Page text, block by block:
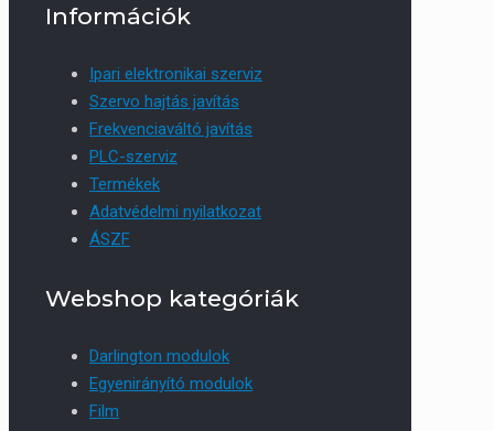
Információk
Ipari elektronikai szerviz
Szervo hajtás javítás
Frekvenciaváltó javítás
PLC-szerviz
Termékek
Adatvédelmi nyilatkozat
ÁSZF
Webshop kategóriák
Darlington modulok
Egyenirányító modulok
Film